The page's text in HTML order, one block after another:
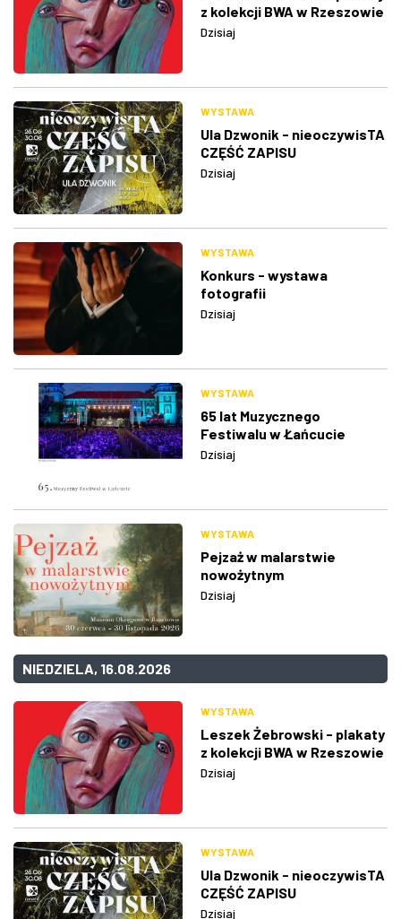
z kolekcji BWA w Rzeszowie
Dzisiaj
WYSTAWA
Ula Dzwonik - nieoczywisTA
CZĘŚĆ ZAPISU
Dzisiaj
WYSTAWA
Konkurs - wystawa
fotografii
Dzisiaj
WYSTAWA
65 lat Muzycznego
Festiwalu w Łańcucie
Dzisiaj
WYSTAWA
Pejzaż w malarstwie
nowożytnym
Dzisiaj
NIEDZIELA, 16.08.2026
WYSTAWA
Leszek Żebrowski - plakaty
z kolekcji BWA w Rzeszowie
Dzisiaj
WYSTAWA
Ula Dzwonik - nieoczywisTA
CZĘŚĆ ZAPISU
Dzisiaj